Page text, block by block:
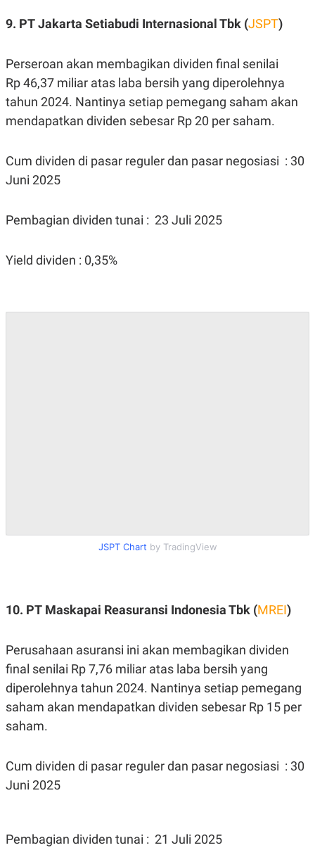
9. PT Jakarta Setiabudi Internasional Tbk (JSPT)
Perseroan akan membagikan dividen final senilai
Rp 46,37 miliar atas laba bersih yang diperolehnya
tahun 2024. Nantinya setiap pemegang saham akan
mendapatkan dividen sebesar Rp 20 per saham.
Cum dividen di pasar reguler dan pasar negosiasi : 30
Juni 2025
Pembagian dividen tunai : 23 Juli 2025
Yield dividen : 0,35%
JSPT Chart by TradingView
10. PT Maskapai Reasuransi Indonesia Tbk (MREI)
Perusahaan asuransi ini akan membagikan dividen
final senilai Rp 7,76 miliar atas laba bersih yang
diperolehnya tahun 2024. Nantinya setiap pemegang
saham akan mendapatkan dividen sebesar Rp 15 per
saham.
Cum dividen di pasar reguler dan pasar negosiasi : 30
Juni 2025
Pembagian dividen tunai : 21 Juli 2025